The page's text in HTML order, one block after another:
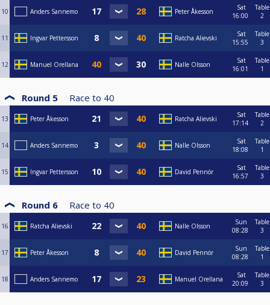
10 Anders Sannemo Peter Åkesson
Sat
16:00
Table
2
11 Ingvar Pettersson Ratcha Alievski
Sat
15:55
Table
3
12 Manuel Orellana Nalle Olsson
Sat
16:01
Table
1
Round 5 Race to 40
13 Peter Åkesson Ratcha Alievski
Sat
17:14
Table
2
14 Anders Sannemo Nalle Olsson
Sat
18:08
Table
1
15 Ingvar Pettersson David Pennör
Sat
16:57
Table
3
Round 6 Race to 40
16 Ratcha Alievski Nalle Olsson
Sun
08:28
Table
3
17 Peter Åkesson David Pennör
Sun
08:28
Table
1
18 Anders Sannemo Manuel Orellana
Sat
20:09
Table
3